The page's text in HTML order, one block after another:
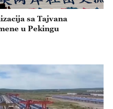
sa Tajvana
u Pekingu